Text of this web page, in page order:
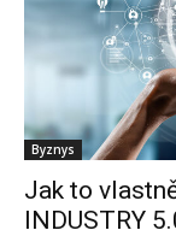
Byznys
Jak to
INDUSTRY